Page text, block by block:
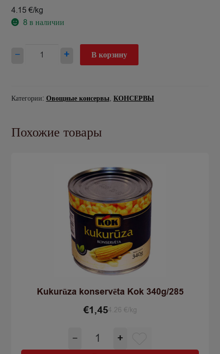
4.15 €/kg
8 в наличии
−
Количество
товара
Kronis
+ В корзину
Категории: Овощные консервы, КОНСЕРВЫ
Похожие товары
Kukurūza konservēta Kok 340g/285
€1,454.26 €/kg
−
Количество
товара +